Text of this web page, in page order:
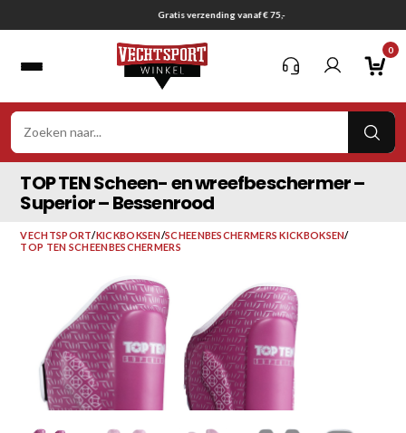
naar
Gratis verzending vanaf € 75,-
0
TOP TEN Scheen- en wreefbeschermer –
Superior – Bessenrood
VECHTSPORT/KICKBOKSEN/SCHEENBESCHERMERS KICKBOKSEN/
TOP TEN SCHEENBESCHERMERS